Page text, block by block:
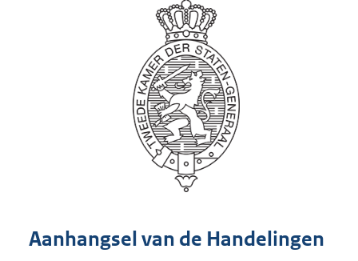
Aanhangsel van de Handelingen